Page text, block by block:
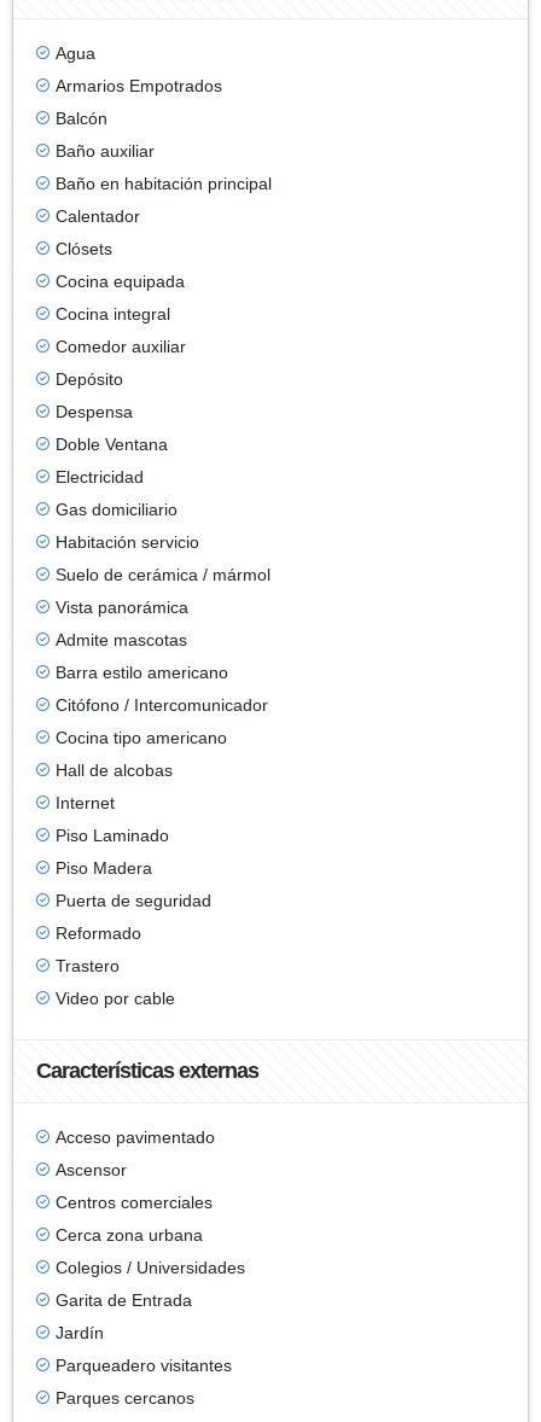
Agua
Armarios Empotrados
Balcón
Baño auxiliar
Baño en habitación principal
Calentador
Clósets
Cocina equipada
Cocina integral
Comedor auxiliar
Depósito
Despensa
Doble Ventana
Electricidad
Gas domiciliario
Habitación servicio
Suelo de cerámica / mármol
Vista panorámica
Admite mascotas
Barra estilo americano
Citófono / Intercomunicador
Cocina tipo americano
Hall de alcobas
Internet
Piso Laminado
Piso Madera
Puerta de seguridad
Reformado
Trastero
Video por cable
Características externas
Acceso pavimentado
Ascensor
Centros comerciales
Cerca zona urbana
Colegios / Universidades
Garita de Entrada
Jardín
Parqueadero visitantes
Parques cercanos